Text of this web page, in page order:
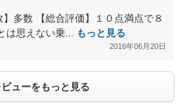
】多数 【総合評価】１０点満点で８
は思えない乗...
もっと見る
2016年06月20日
ューをもっと見る